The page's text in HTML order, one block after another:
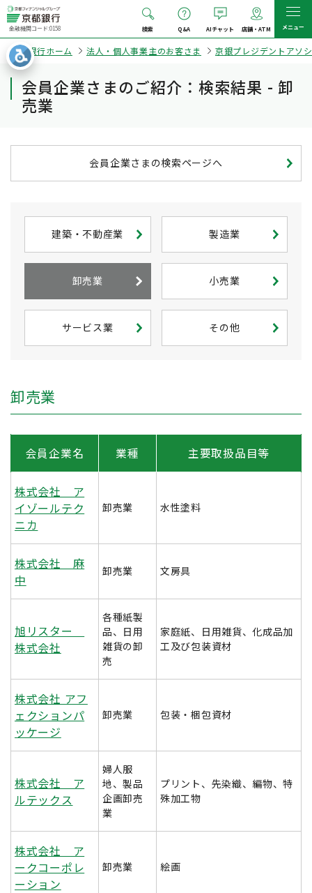
金融機関コード:0158 検索 Q&A AIチャット 店舗・ATM メニュー
京都銀行ホーム 法人・個人事業主のお客さま 京銀プレジデントアソ
会員企業さまのご紹介：検索結果 - 卸
売業
会員企業さまの検索ページへ
建築・不動産業 製造業
卸売業 小売業
サービス業 その他
卸売業
会員企業名 業種 主要取扱品目等
株式会社 ア
イゾールテク
ニカ
卸売業 水性塗料
株式会社 麻
中
卸売業 文房具
旭リスター
株式会社
各種紙製
品、日用
雑貨の卸
売
家庭紙、日用雑貨、化成品加
工及び包装資材
株式会社 アフ
ェクションパ
ッケージ
卸売業 包装・梱包資材
株式会社 ア
ルテックス
婦人服
地、製品
企画卸売
業
プリント、先染織、編物、特
殊加工物
株式会社 ア
ークコーポレ
ーション
卸売業 絵画